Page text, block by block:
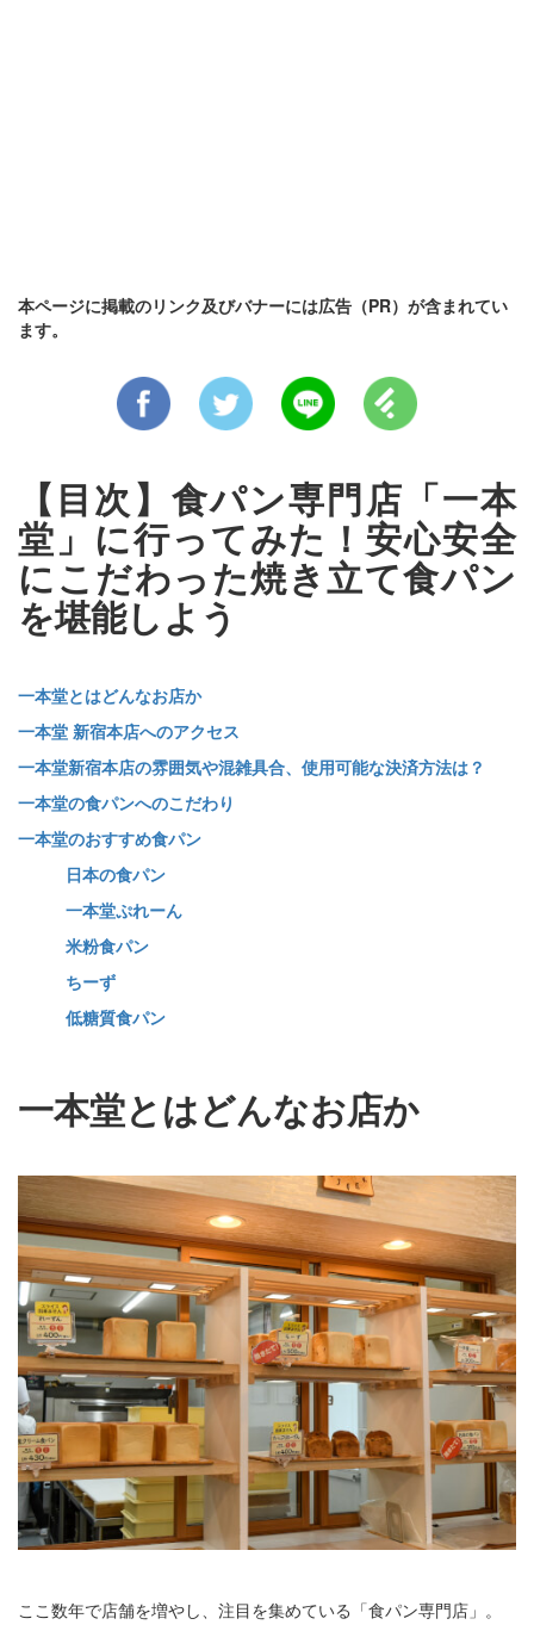
本ページに掲載のリンク及びバナーには広告（PR）が含まれてい
ます。
【目次】食パン専門店「一本
堂」に行ってみた！安心安全
にこだわった焼き立て食パン
を堪能しよう
一本堂とはどんなお店か
一本堂 新宿本店へのアクセス
一本堂新宿本店の雰囲気や混雑具合、使用可能な決済方法は？
一本堂の食パンへのこだわり
一本堂のおすすめ食パン
日本の食パン
一本堂ぷれーん
米粉食パン
ちーず
低糖質食パン
一本堂とはどんなお店か
ここ数年で店舗を増やし、注目を集めている「食パン専門店」。